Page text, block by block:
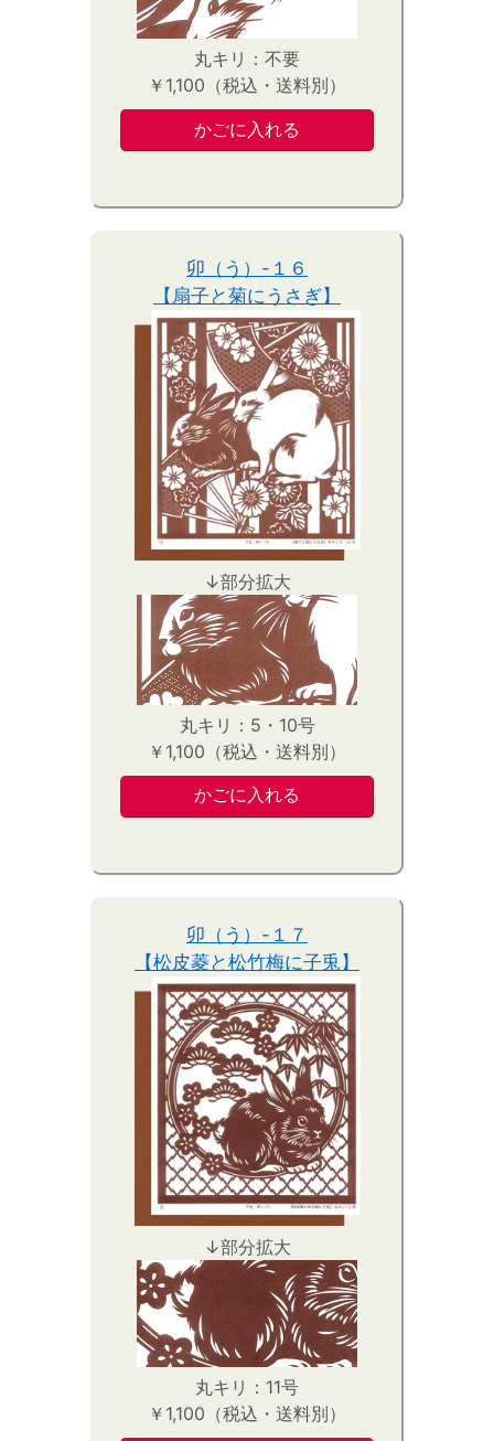
丸キリ：不要
￥1,100（税込・送料別）
卯（う）-１６
【扇子と菊にうさぎ】
↓部分拡大
丸キリ：5・10号
￥1,100（税込・送料別）
卯（う）-１７
【松皮菱と松竹梅に子兎】
↓部分拡大
丸キリ：11号
￥1,100（税込・送料別）